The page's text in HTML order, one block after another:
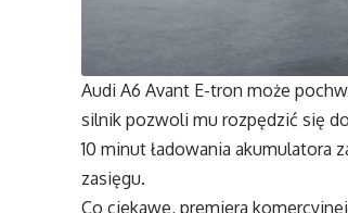
Audi A6 Avant E-tron może
silnik pozwoli mu rozpędzić się
10 minut ładowania akumulatora
zasięgu.
Co ciekawe, premiera